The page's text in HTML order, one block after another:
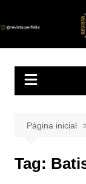
A melhor revista
Página inicial
Tag: